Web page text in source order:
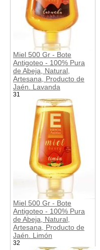
Miel 500 Gr - Bote
Antigoteo - 100% Pura
de Abeja, Natural,
Artesana, Producto de
Jaén. Lavanda
31
Miel 500 Gr - Bote
Antigoteo - 100% Pura
de Abeja, Natural,
Artesana, Producto de
Jaén. Limón
32